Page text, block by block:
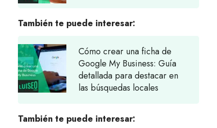
También te puede interesar:
Cómo crear una ficha de
Google My Business: Guía
detallada para destacar en
las búsquedas locales
También te puede interesar: